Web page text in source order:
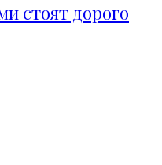
стоят дорого